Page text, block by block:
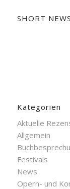
SHORT NEWS
Kategorien
Aktuelle
Allgemein
Festivals
News
Opern- und